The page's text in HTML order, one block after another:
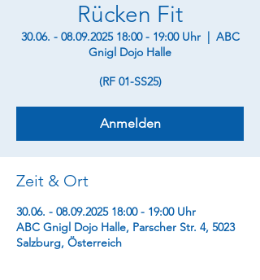
Rücken Fit
30.06. - 08.09.2025 18:00 - 19:00 Uhr
  |
ABC
Gnigl Dojo Halle
(RF 01-SS25)
Anmelden
Zeit & Ort
30.06. - 08.09.2025 18:00 - 19:00 Uhr
ABC Gnigl Dojo Halle, Parscher Str. 4, 5023
Salzburg, Österreich